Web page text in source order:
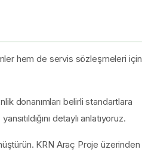
hem de servis sözleşmeleri için
donanımları belirli standartlara
detaylı anlatıyoruz.
KRN Araç Proje üzerinden